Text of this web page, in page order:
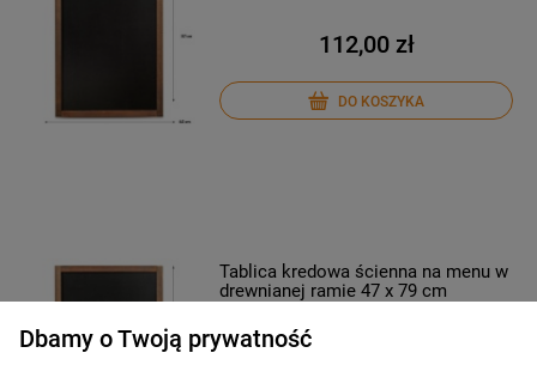
112,00 zł
DO KOSZYKA
Tablica kredowa ścienna na menu w
drewnianej ramie 47 x 79 cm
Dbamy o Twoją prywatność